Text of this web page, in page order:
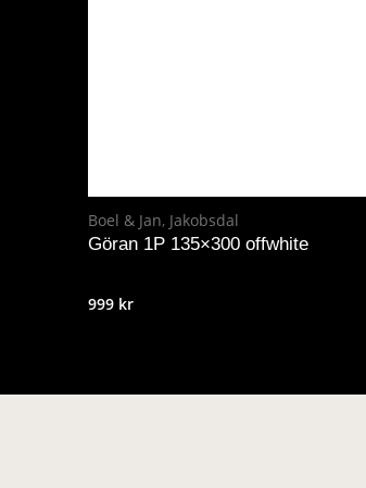
Boel & Jan, Jakobsdal
Göran 1P 135×300 offwhite
999 kr